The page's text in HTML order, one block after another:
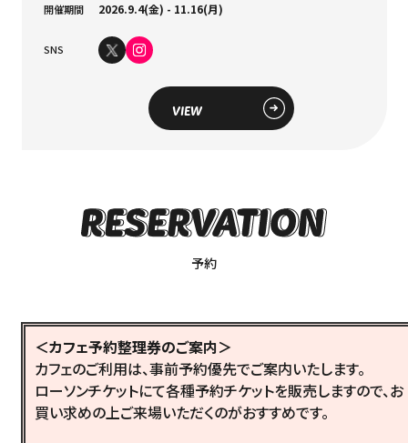
開催期間 2026.9.4(金) - 11.16(月)
SNS
VIEW
予約
＜カフェ予約整理券のご案内＞
カフェのご利用は、事前予約優先でご案内いたします。
ローソンチケットにて各種予約チケットを販売しますので、お
買い求めの上ご来場いただくのがおすすめです。